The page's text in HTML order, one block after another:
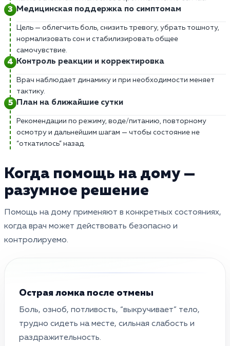
Медицинская поддержка по симптомам
Цель — облегчить боль, снизить тревогу, убрать тошноту,
нормализовать сон и стабилизировать общее
самочувствие.
Контроль реакции и корректировка
Врач наблюдает динамику и при необходимости меняет
тактику.
План на ближайшие сутки
Рекомендации по режиму, воде/питанию, повторному
осмотру и дальнейшим шагам — чтобы состояние не
“откатилось” назад.
Когда помощь на дому —
разумное решение
Помощь на дому применяют в конкретных состояниях,
когда врач может действовать безопасно и
контролируемо.
Острая ломка после отмены
Боль, озноб, потливость, “выкручивает” тело,
трудно сидеть на месте, сильная слабость и
раздражительность.